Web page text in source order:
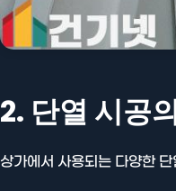
2. 단열 시공
상가에서 사용되는 다양한